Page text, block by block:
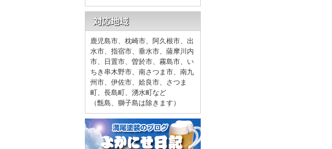
鹿児島市、枕崎市、阿久根市、出
水市、指宿市、垂水市、薩摩川内
市、日置市、曽於市、霧島市、い
ちき串木野市、南さつま市、南九
州市、伊佐市、姶良市、さつま
町、長島町、湧水町など
（甑島、獅子島は除きます）